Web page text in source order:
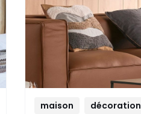
maison décoration